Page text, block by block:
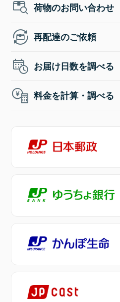
荷物のお問い合わせ
再配達のご依頼
お届け日数を調べる
料金を計算・調べる